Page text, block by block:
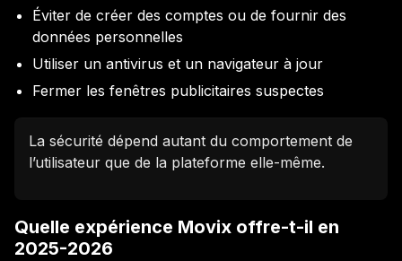
Éviter de créer des comptes ou de fournir des
données personnelles
Utiliser un antivirus et un navigateur à jour
Fermer les fenêtres publicitaires suspectes
La sécurité dépend autant du comportement de
l’utilisateur que de la plateforme elle-même.
Quelle expérience Movix offre-t-il en
2025-2026